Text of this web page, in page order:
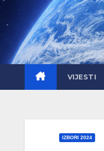
content
VIJESTI
IZBORI 2024